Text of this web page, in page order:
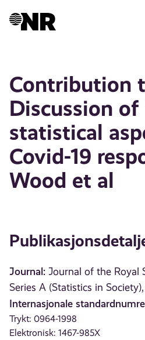
Contribution
Discussion of
statistical
Covid-19
Wood et al
Journal: Journal of the Royal
Series A (Statistics in
Internasjonale
Trykt: 0964-1998
Elektronisk: 1467-985X